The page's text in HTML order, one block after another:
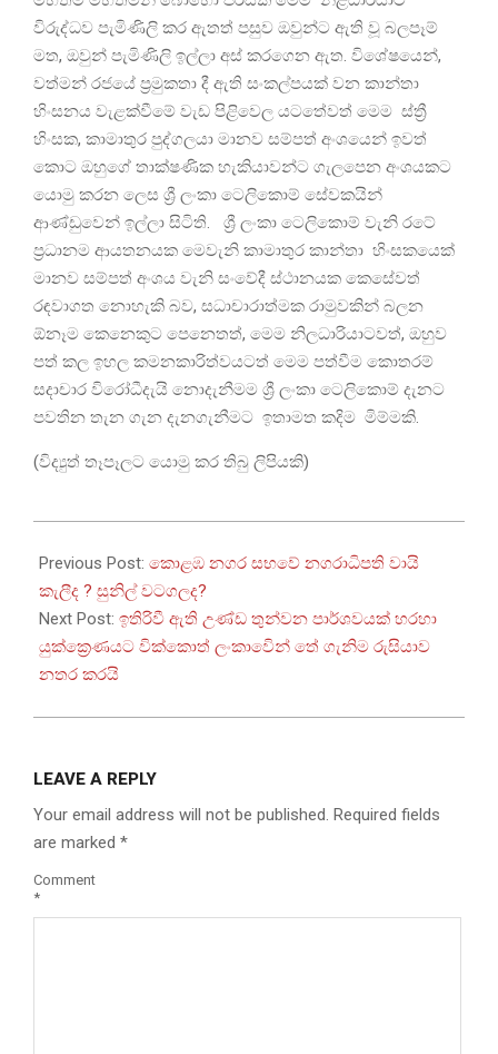
විරුද්ධව පැමිණිලි කර ඇතත් පසුව ඔවුන්ට ඇති වූ බලපෑම්
මත, ඔවුන් පැමිණිලි ඉල්ලා අස් කරගෙන ඇත. විශේෂයෙන්,
වත්මන් රජයේ ප්‍රමුකතා දී ඇති සංකල්පයක් වන කාන්තා
හිංසනය වැළක්වීමේ වැඩ පිළිවෙල යටතේවත් මෙම ස්ත්‍රී
හිංසක, කාමාතුර පුද්ගලයා මානව සම්පත් අංශයෙන් ඉවත්
කොට ඔහුගේ තාක්ෂණික හැකියාවන්ට ගැලපෙන අංශයකට
යොමු කරන ලෙස ශ්‍රී ලංකා ටෙලිකොම් සේවකයින්
ආණ්ඩුවෙන් ඉල්ලා සිටිති. ශ්‍රී ලංකා ටෙලිකොම් වැනි රටේ
ප්‍රධානම ආයතනයක මෙවැනි කාමාතුර කාන්තා හිංසකයෙක්
මානව සම්පත් අංශය වැනි සංවේදී ස්ථානයක කෙසේවත්
රඳවාගත නොහැකි බව, සධාචාරාත්මක රාමුවකින් බලන
ඕනෑම කෙනෙකුට පෙනෙතත්, මෙම නිලධාරියාටවත්, ඔහුව
පත් කල ඉහල කමනකාරිත්වයටත් මෙම පත්වීම කොතරම්
සදාචාර විරෝධීදැයි නොදැනීමම ශ්‍රී ලංකා ටෙලිකොම් දැනට
පවතින තැන ගැන දැනගැනීමට ඉතාමත කදිම මිම්මකි.
(විද්‍යුත් තෑපෑලට යොමු කර තිබු ලිපියකි)
08-
14
Previous Post: කොළඹ නගර සභවේ නගරාධිපති වායි
කැලීද ? සුනිල් වටගලද?
Next Post: ඉතිරිවී ඇති උණ්ඩ තුන්වන පාර්ශවයක් හරහා
යුක්ක්‍රෙණයට වික්කොත් ලංකාවෙින් තේ ගැනිම රුසියාව
නතර කරයි
LEAVE A REPLY
Your email address will not be published. Required fields
are marked *
Comment
*